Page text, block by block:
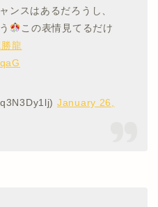
ンスはあるだろうし、
この表情見てるだけ
龍
January 26,